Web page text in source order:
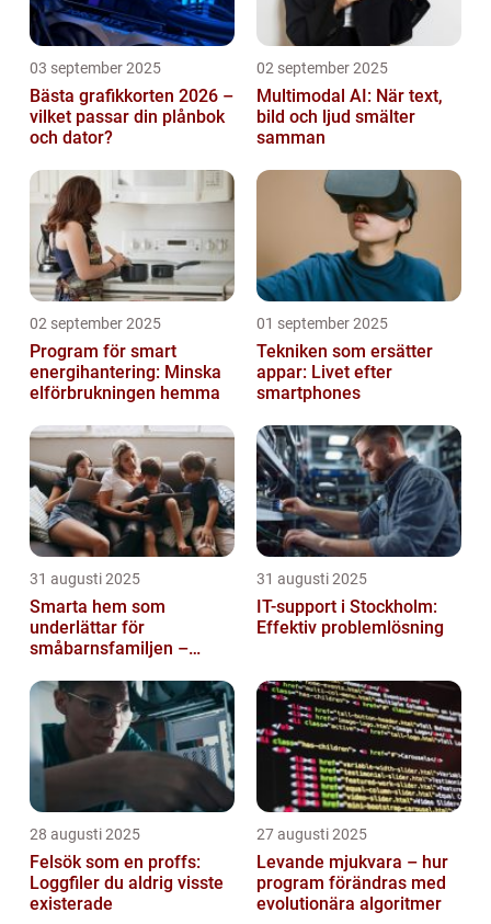
03 september 2025
Bästa grafikkorten 2026 –
vilket passar din plånbok
och dator?
02 september 2025
Multimodal AI: När text,
bild och ljud smälter
samman
02 september 2025
Program för smart
energihantering: Minska
elförbrukningen hemma
01 september 2025
Tekniken som ersätter
appar: Livet efter
smartphones
31 augusti 2025
Smarta hem som
underlättar för
småbarnsfamiljen –
barnens dagliga rutiner
31 augusti 2025
IT-support i Stockholm:
Effektiv problemlösning
28 augusti 2025
Felsök som en proffs:
Loggfiler du aldrig visste
existerade
27 augusti 2025
Levande mjukvara – hur
program förändras med
evolutionära algoritmer